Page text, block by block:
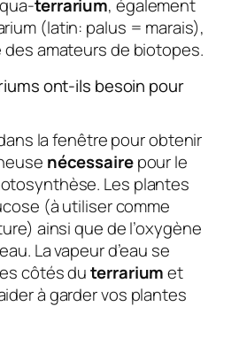
terrarium, également
(latin: palus = marais),
amateurs de biotopes.
ont-ils besoin pour
la fenêtre pour obtenir
nécessairepour le
Les plantes
(à utiliser comme
ainsi que de l’oxygène
La vapeur d’eau se
côtés duterrariumet
à garder vos plantes